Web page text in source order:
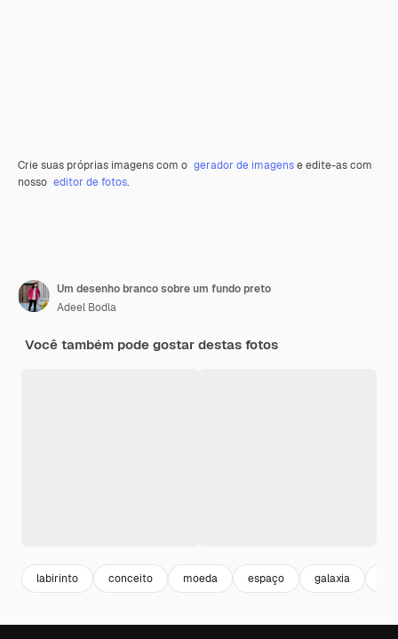
Crie suas próprias imagens com o gerador de imagense edite-as com
nosso editor de fotos.
Um desenho branco sobre um fundo preto
Adeel Bodla
Você também pode gostar destas fotos
labirinto conceito moeda espaço galaxia